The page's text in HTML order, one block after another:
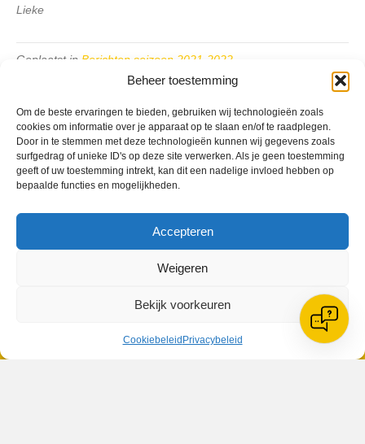
Beheer toestemming
Om de beste ervaringen te bieden, gebruiken wij technologieën zoals
cookies om informatie over je apparaat op te slaan en/of te raadplegen.
Door in te stemmen met deze technologieën kunnen wij gegevens zoals
surfgedrag of unieke ID's op deze site verwerken. Als je geen toestemming
geeft of uw toestemming intrekt, kan dit een nadelige invloed hebben op
bepaalde functies en mogelijkheden.
Accepteren
Weigeren
Bekijk voorkeuren
Cookiebeleid Privacybeleid
Lieke
Geplaatst in Berichten seizoen 2021-2022
VV Reiger Boys
De Wending, Lotte Beesedijk 1
Reglementen
Belangrijke gegevens